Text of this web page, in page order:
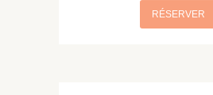
RÉSERVER